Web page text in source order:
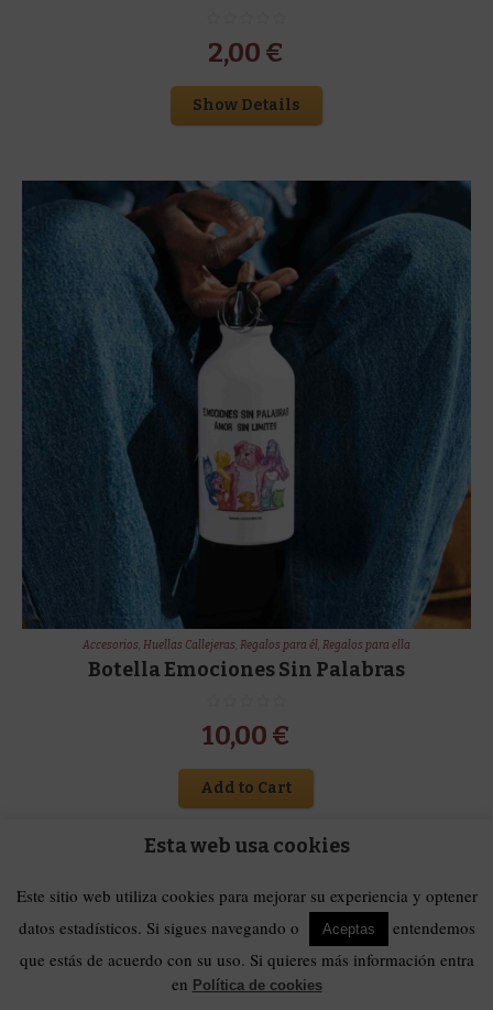
2,00 €
Show Details
Accesorios, Huellas Callejeras, Regalos para él, Regalos para ella
Botella Emociones Sin Palabras
10,00 €
Add to Cart
Esta web usa cookies
Este sitio web utiliza cookies para mejorar su experiencia y optener
datos estadísticos. Si sigues navegando o
Aceptas
entendemos
que estás de acuerdo con su uso. Si quieres más información entra
en Política de cookies